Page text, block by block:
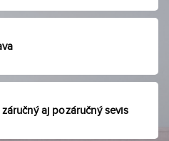
aj pozáručný sevis